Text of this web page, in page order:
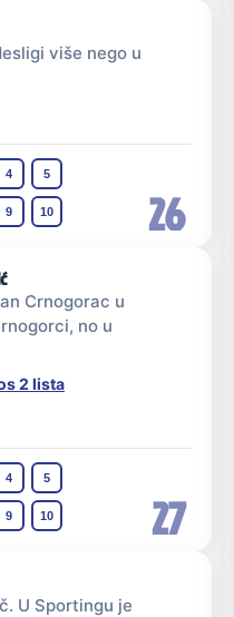
26
više nego u
4 5
9 10
27
Crnogorac u
no u
2 lista
4 5
9 10
U Sportingu je